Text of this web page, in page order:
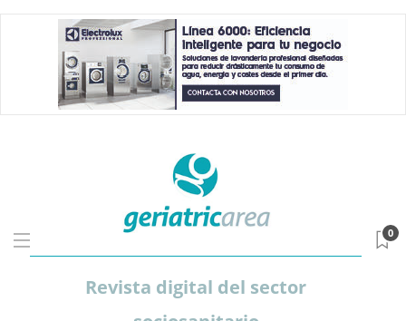
Revista digital del sector
0